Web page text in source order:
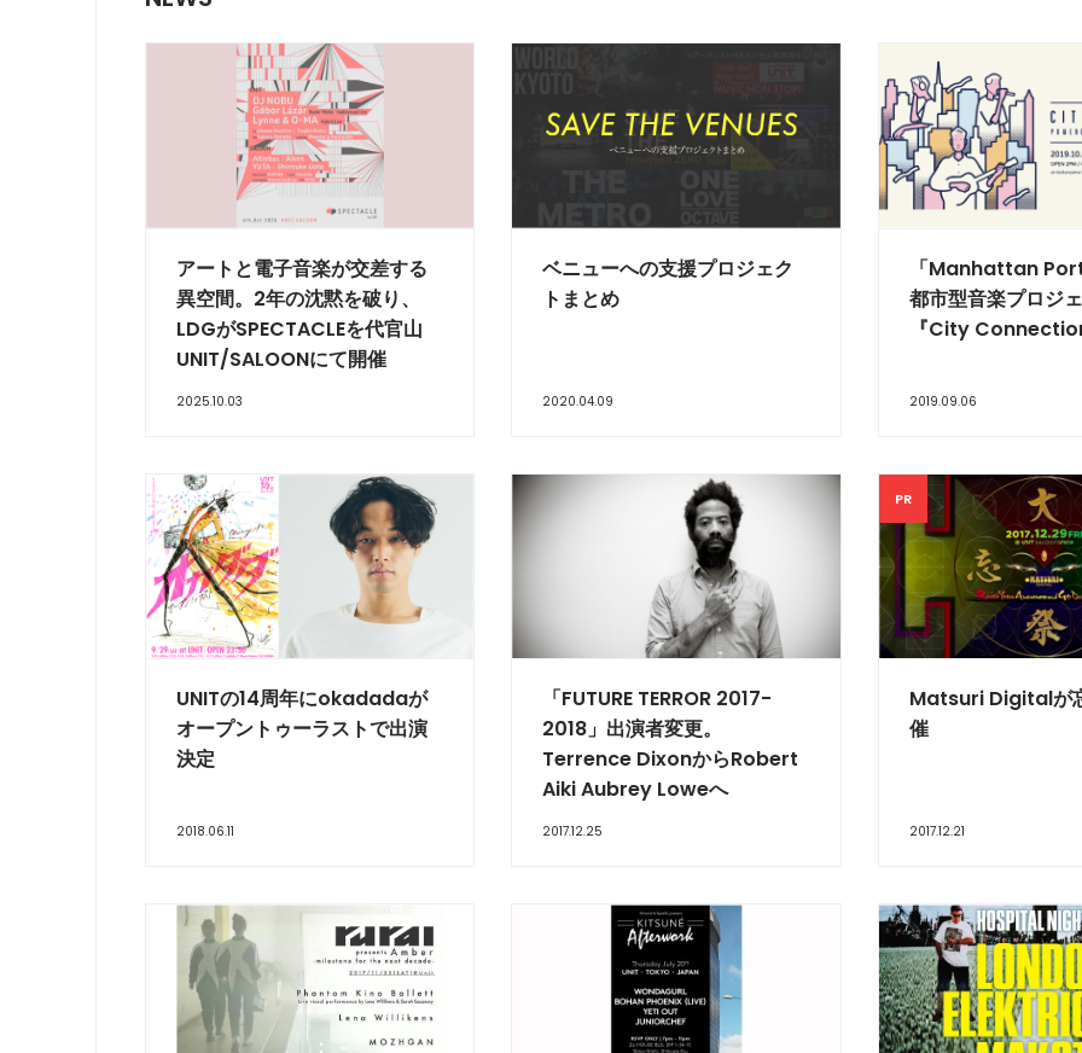
アートと電子音楽が交差する
異空間。2年の沈黙を破り、
LDGがSPECTACLEを代官山
UNIT/SALOONにて開催
2025.10.03
ベニューへの支援プロジェク
トまとめ
2020.04.09
「Manhattan
都市型音楽プロジ
『City
2019.09.06
UNITの14周年にokadadaが
オープントゥーラストで出演
決定
2018.06.11
「FUTURE TERROR 2017-
2018」出演者変更。
Terrence DixonからRobert
Aiki Aubrey Loweへ
2017.12.25
PR
Matsuri Digitalが
催
2017.12.21